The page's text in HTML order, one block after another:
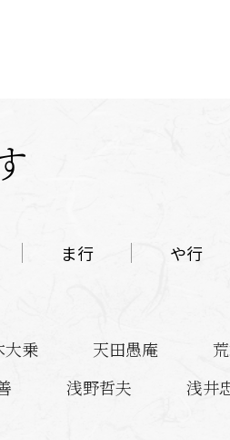
ま行 や行
大乗 天田愚庵
浅野哲夫 浅井